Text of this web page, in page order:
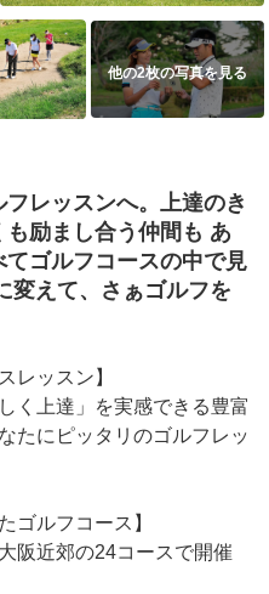
他の2枚の写真を見る
レッスンへ。上達のき
励まし合う仲間も あ
ゴルフコースの中で見
変えて、さぁゴルフを
レッスン】
く上達」を実感できる豊富
たにピッタリのゴルフレッ
ゴルフコース】
阪近郊の24コースで開催